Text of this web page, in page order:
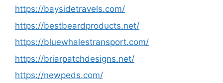
https://baysidetravels.com/
https://bestbeardproducts.net/
https://bluewhalestransport.com/
https://briarpatchdesigns.net/
https://newpeds.com/